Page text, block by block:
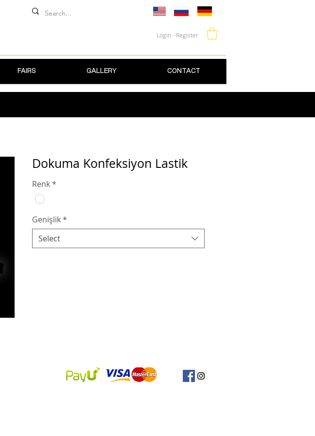
Login - Register
FAIRS GALLERY CONTACT
Dokuma Konfeksiyon Lastik
Renk*
Genişlik*
Select